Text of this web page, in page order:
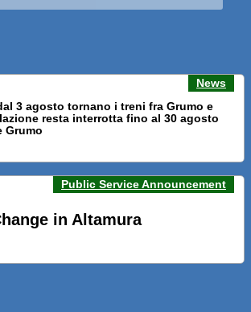
News
3 agosto tornano i treni fra Grumo e
resta interrotta fino al 30 agosto
Grumo
NUOVI SERVIZI FALMAPS E LIVECHAT.
TRENO
Next
Public Service Announcement
in Altamura